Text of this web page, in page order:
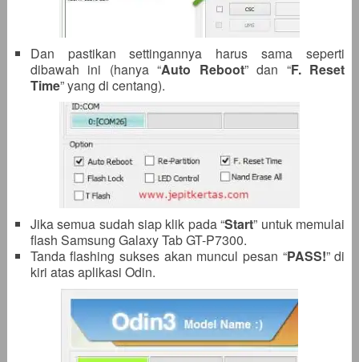
Dan pastikan settingannya harus sama seperti
dibawah ini (hanya “Auto Reboot” dan “F. Reset
Time” yang di centang).
Jika semua sudah siap klik pada “Start” untuk memulai
flash Samsung Galaxy Tab GT-P7300.
Tanda flashing sukses akan muncul pesan “PASS!” di
kiri atas aplikasi Odin.